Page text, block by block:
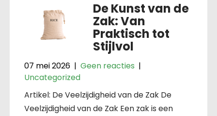
De Kunst van de
Zak: Van
Praktisch tot
Stijlvol
07 mei 2026 | Geen reacties |
Uncategorized
Artikel: De Veelzijdigheid van de Zak De
Veelzijdigheid van de Zak Een zak is een